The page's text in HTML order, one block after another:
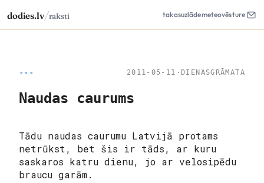
dodies.lv/raksti takasuzlādemeteovēsture
◂◂◂ 2011-05-11 · DIENASGRĀMATA
Naudas caurums
Tādu naudas caurumu Latvijā protams
netrūkst, bet šis ir tāds, ar kuru
saskaros katru dienu, jo ar velosipēdu
braucu garām.